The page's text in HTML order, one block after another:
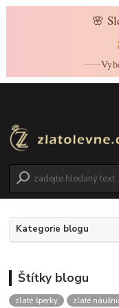
🌸
Kategorie blogu
Štítky blogu
zlaté šperky zlaté